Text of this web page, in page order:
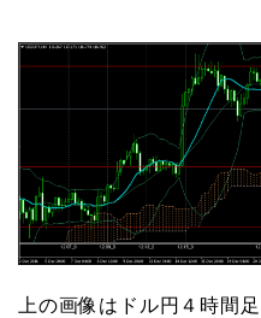
上の画像はドル円４時間